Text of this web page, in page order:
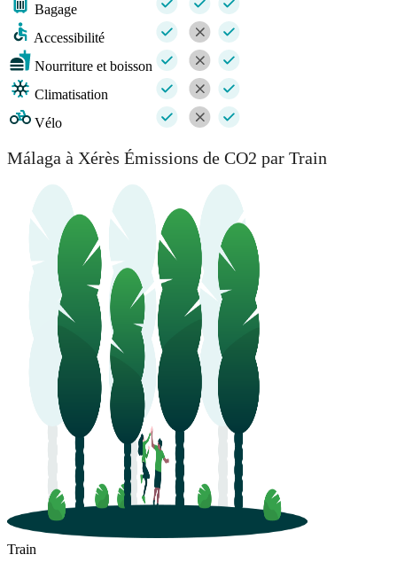
Bagage
Accessibilité
Nourriture et boisson
Climatisation
Vélo
Málaga à Xérès Émissions de CO2 par Train
Train